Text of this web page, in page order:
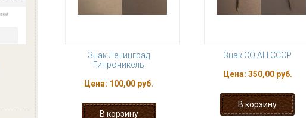
Знак Ленинград
Гипроникель
Цена: 100,00 руб.
Знак СО АН СССР
Цена: 350,00 руб.